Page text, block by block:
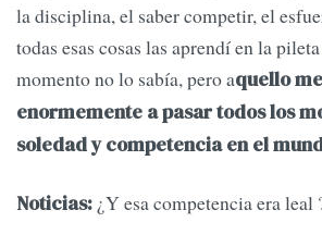
la disciplina, el saber competir, el
todas esas cosas las aprendí en la
momento no lo sabía, pero aquello
enormemente a pasar todos los
soledad y competencia en el
Noticias: ¿Y esa competencia era leal